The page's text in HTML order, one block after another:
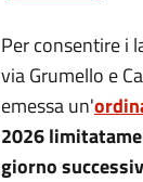
Per consentire i
via Grumello e
emessa un'
2026
giorno